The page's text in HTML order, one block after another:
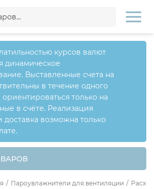
курсов валют
динамическое
Выставленные счета на
в течение одного
только на
в счёте. Реализация
доставка возможна только
/ Пароувлажнители для вентиляции /